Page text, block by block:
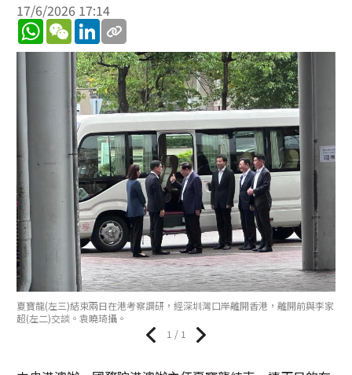
17/6/2026 17:14
WhatsApp
WeChatLinkedIn
夏寶龍(左三)結束兩日在港考察調研，經深圳灣口岸離開香港，離開前與李家
超(左二)交談。袁曉琦攝。
1 / 1